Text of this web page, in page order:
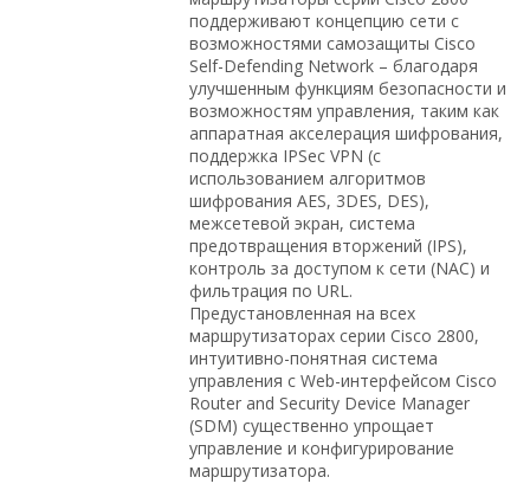
поддерживают концепцию сети с
возможностями самозащиты Cisco
Self-Defending Network – благодаря
улучшенным функциям безопасности и
возможностям управления, таким как
аппаратная акселерация шифрования,
поддержка IPSec VPN (с
использованием алгоритмов
шифрования AES, 3DES, DES),
межсетевой экран, система
предотвращения вторжений (IPS),
контроль за доступом к сети (NAC) и
фильтрация по URL.
Предустановленная на всех
маршрутизаторах серии Cisco 2800,
интуитивно-понятная система
управления с Web-интерфейсом Cisco
Router and Security Device Manager
(SDM) существенно упрощает
управление и конфигурирование
маршрутизатора.